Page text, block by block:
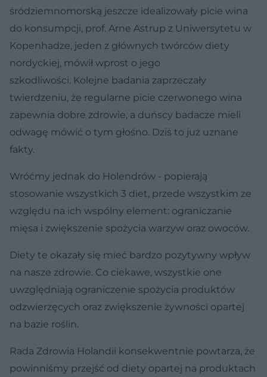
śródziemnomorską jeszcze idealizowały picie wina
do konsumpcji, prof. Arne Astrup z Uniwersytetu w
Kopenhadze, jeden z głównych twórców diety
nordyckiej, mówił wprost o jego
szkodliwości. Kolejne badania zaprzeczały
twierdzeniu, że regularne picie czerwonego wina
zapewnia dobre zdrowie, a duńscy badacze mieli
odwagę mówić o tym głośno. Dziś to już uznane
fakty.
Wróćmy jednak do Holendrów - popierają
stosowanie wszystkich 3 diet, przede wszystkim ze
względu na ich wspólny element: ograniczanie
mięsa i zwiększenie spożycia warzyw oraz owoców.
Diety te okazały się mieć bardzo pozytywny wpływ
na nasze zdrowie. Co ciekawe, wszystkie one
uwzględniają ograniczenie spożycia produktów
odzwierzęcych oraz zwiększenie żywności opartej
na bazie roślin.
Rada Zdrowia Holandii konsekwentnie powtarza, że
powinniśmy przejść od diety opartej na produktach